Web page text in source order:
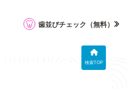
検索TOP
歯並びチェック （無料）